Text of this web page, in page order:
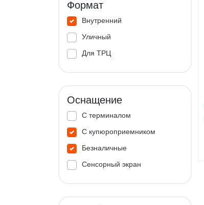
Формат
Внутренний
Уличный
Для ТРЦ
Оснащение
С терминалом
С купюроприемником
Безналичные
Сенсорный экран